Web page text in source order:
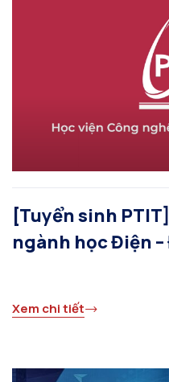
[Tuyển sinh
ngành học Điện
Xem chi tiết